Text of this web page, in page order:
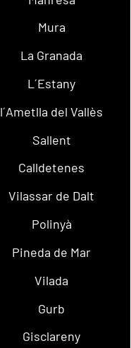
Mura
La Granada
L´Estany
l´Ametlla del Vallès
Sallent
Calldetenes
Vilassar de Dalt
Polinyà
Pineda de Mar
Vilada
Gurb
Gisclareny